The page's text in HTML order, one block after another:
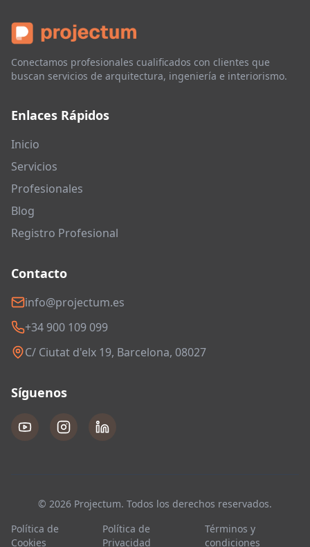
Conectamos profesionales cualificados con clientes que
buscan servicios de arquitectura, ingeniería e interiorismo.
Enlaces Rápidos
Inicio
Servicios
Profesionales
Blog
Registro Profesional
Contacto
info@projectum.es
+34 900 109 099
C/ Ciutat d'elx 19, Barcelona, 08027
Síguenos
© 2026 Projectum. Todos los derechos reservados.
Política de
Cookies
Política de
Privacidad
Términos y
condiciones